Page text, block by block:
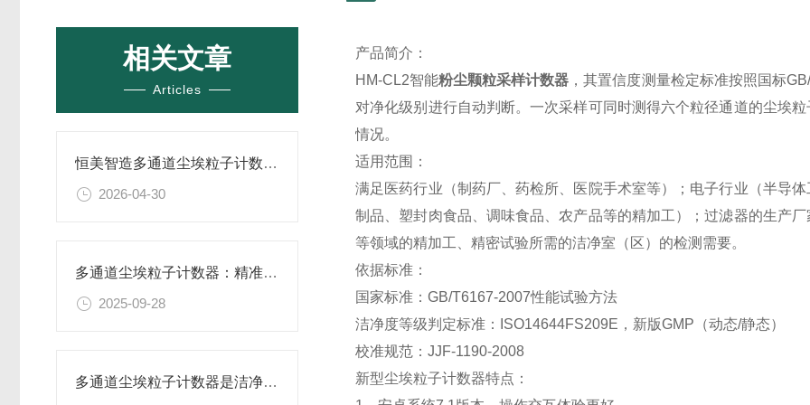
相关文章
Articles
恒美智造多通道尘埃粒子计数器-车间洁净度检测仪品牌盘点
2026-04-30
多通道尘埃粒子计数器：精准监测空气质量的核心设备
2025-09-28
多通道尘埃粒子计数器是洁净环境的监测卫士
产品简介：
HM-CL2智能粉尘颗粒采样计数器 ，其置信度测量检定标准按照国标
对净化级别进行自动判断。一次采样可同时测得六个粒径通道的尘埃
情况。
适用范围：
满足医药行业（制药厂、药检所、医院手术室等）；电子行业（半导
制品、塑封肉食品、调味食品、农产品等的精加工）；过滤器的生产
等领域的精加工、精密试验所需的洁净室（区）的检测需要。
依据标准：
国家标准：GB/T6167-2007性能试验方法
洁净度等级判定标准：ISO14644FS209E，新版GMP（动态/静态）
校准规范：JJF-1190-2008
新型尘埃粒子计数器特点：